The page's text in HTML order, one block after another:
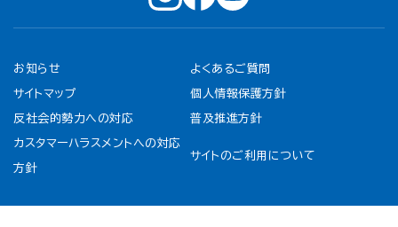
お知らせ よくあるご質問
サイトマップ 個人情報保護方針
反社会的勢力への対応 普及推進方針
カスタマーハラスメントへの対応
方針
サイトのご利用について